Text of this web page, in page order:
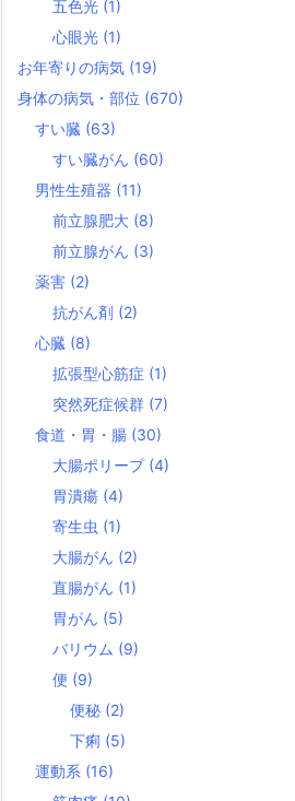
五色光 (1)
心眼光 (1)
お年寄りの病気 (19)
身体の病気・部位 (670)
すい臓 (63)
すい臓がん (60)
男性生殖器 (11)
前立腺肥大 (8)
前立腺がん (3)
薬害 (2)
抗がん剤 (2)
心臓 (8)
拡張型心筋症 (1)
突然死症候群 (7)
食道・胃・腸 (30)
大腸ポリープ (4)
胃潰瘍 (4)
寄生虫 (1)
大腸がん (2)
直腸がん (1)
胃がん (5)
バリウム (9)
便 (9)
便秘 (2)
下痢 (5)
運動系 (16)